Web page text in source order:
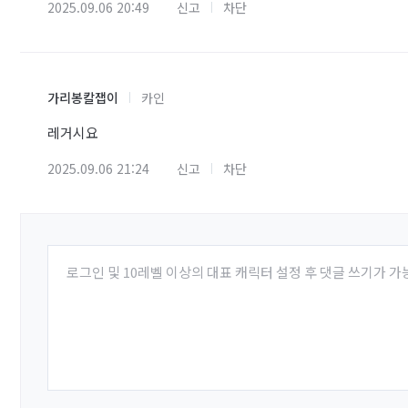
2025.09.06 20:49 신고 차단
가리봉칼잽이 카인
레거시요
2025.09.06 21:24 신고 차단
로그인 및 10레벨 이상의 대표 캐릭터 설정 후 댓글 쓰기가 가